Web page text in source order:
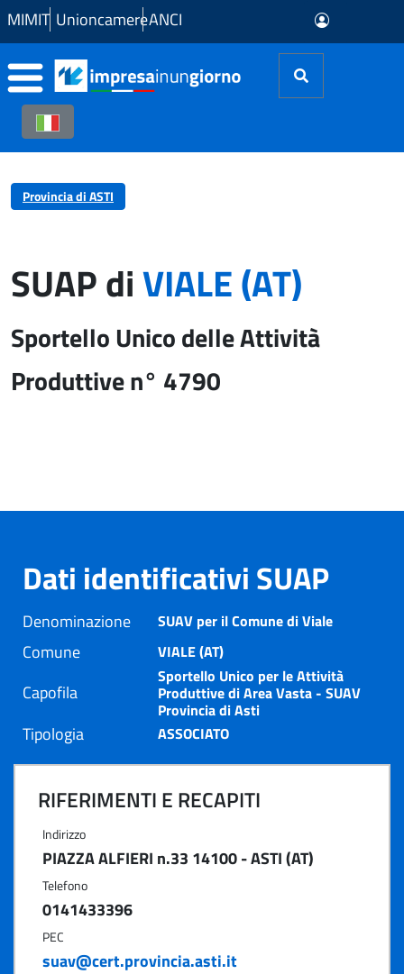
Skip to Main Content
MIMIT UnioncamereANCI
Provincia di ASTI
SUAP diVIALE (AT)
Sportello Unico delle Attività
Produttive n° 4790
Dati identificativi SUAP
Denominazione SUAV per il Comune di Viale
Comune VIALE (AT)
Capofila
Sportello Unico per le Attività
Produttive di Area Vasta - SUAV
Provincia di Asti
Tipologia ASSOCIATO
RIFERIMENTI E RECAPITI
Indirizzo
PIAZZA ALFIERI n.33 14100 - ASTI (AT)
Telefono
0141433396
PEC
suav@cert.provincia.asti.it